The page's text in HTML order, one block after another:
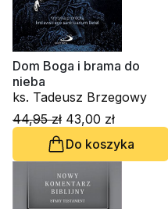
Dom Boga i brama do
nieba
ks. Tadeusz Brzegowy
44,95 zł 43,00 zł
Do koszyka